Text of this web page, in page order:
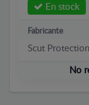
En stock
Fabricante
Scut Protection
No